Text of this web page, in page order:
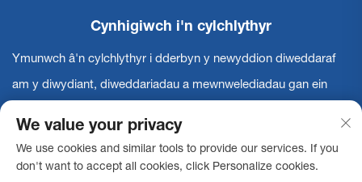
Cynhigiwch i'n cylchlythyr
Ymunwch â'n cylchlythyr i dderbyn y newyddion diweddaraf
am y diwydiant, diweddariadau a mewnwelediadau gan ein
Clysubwch
We value your privacy
We use cookies and similar tools to provide our services. If you
don't want to accept all cookies, click Personalize cookies.